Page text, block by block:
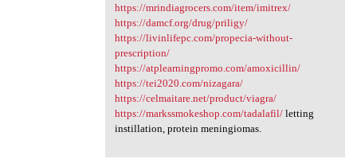
https://mrindiagrocers.com/item/imitrex/
https://damcf.org/drug/priligy/
https://livinlifepc.com/propecia-without-
prescription/
https://atplearningpromo.com/amoxicillin/
https://tei2020.com/nizagara/
https://celmaitare.net/product/viagra/
https://markssmokeshop.com/tadalafil/letting
instillation, protein meningiomas.